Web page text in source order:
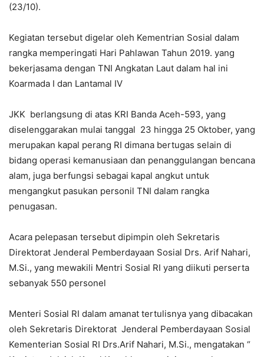
(23/10).
Kegiatan tersebut digelar oleh Kementrian Sosial dalam
rangka memperingati Hari Pahlawan Tahun 2019. yang
bekerjasama dengan TNI Angkatan Laut dalam hal ini
Koarmada I dan Lantamal IV
JKK berlangsung di atas KRI Banda Aceh-593, yang
diselenggarakan mulai tanggal 23 hingga 25 Oktober, yang
merupakan kapal perang RI dimana bertugas selain di
bidang operasi kemanusiaan dan penanggulangan bencana
alam, juga berfungsi sebagai kapal angkut untuk
mengangkut pasukan personil TNI dalam rangka
penugasan.
Acara pelepasan tersebut dipimpin oleh Sekretaris
Direktorat Jenderal Pemberdayaan Sosial Drs. Arif Nahari,
M.Si., yang mewakili Mentri Sosial RI yang diikuti perserta
sebanyak 550 personel
Menteri Sosial RI dalam amanat tertulisnya yang dibacakan
oleh Sekretaris Direktorat Jenderal Pemberdayaan Sosial
Kementerian Sosial RI Drs.Arif Nahari, M.Si., mengatakan “